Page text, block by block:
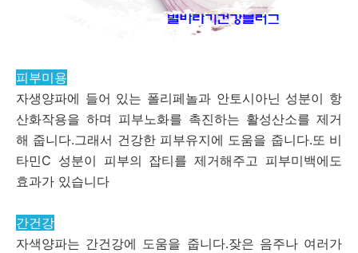
피부미용
자생양파에 들어 있는 폴리페놀과 안토시아닌 성분이 항
산화작용을 하며 피부노화를 촉진하는 활성산소를 제거
해 줍니다.그래서 건강한 피부유지에 도움을 줍니다.또 비
타민C 성분이 피부의 잡티를 제거해주고 피부미백에도
효과가 있습니다
간건강
자색양파는 간건강에 도움을 줍니다.잦은 음주나 여러가